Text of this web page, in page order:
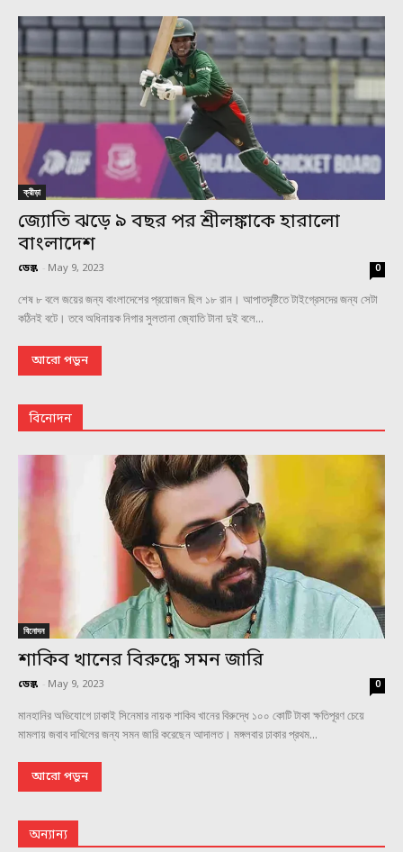
ক্রীড়া
জ্যোতি ঝড়ে ৯ বছর পর শ্রীলঙ্কাকে হারালো
বাংলাদেশ
ডেস্ক - May 9, 2023 0
শেষ ৮ বলে জয়ের জন্য বাংলাদেশের প্রয়োজন ছিল ১৮ রান। আপাতদৃষ্টিতে টাইগ্রেসদের জন্য সেটা
কঠিনই বটে। তবে অধিনায়ক নিগার সুলতানা জ্যোতি টানা দুই বলে...
আরো পড়ুন
বিনোদন
বিনোদন
শাকিব খানের বিরুদ্ধে সমন জারি
ডেস্ক - May 9, 2023 0
মানহানির অভিযোগে ঢাকাই সিনেমার নায়ক শাকিব খানের বিরুদ্ধে ১০০ কোটি টাকা ক্ষতিপূরণ চেয়ে
মামলায় জবাব দাখিলের জন্য সমন জারি করেছেন আদালত। মঙ্গলবার ঢাকার প্রথম...
আরো পড়ুন
অন্যান্য